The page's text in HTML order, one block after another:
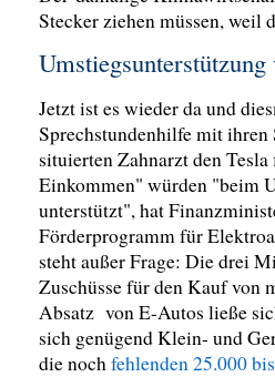
Stecker ziehen müssen, weil
Jetzt ist es wieder da und
Sprechstundenhilfe mit
situierten Zahnarzt den
Einkommen" würden "beim
unterstützt", hat
Förderprogramm für
steht außer Frage: Die drei
Zuschüsse für den Kauf von
Absatz von E-Autos ließe
sich genügend Klein- und
die noch fehlenden 25.000